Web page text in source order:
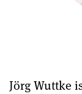
Jörg Wuttke